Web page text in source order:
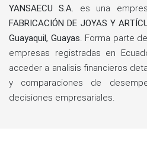
YANSAECU S.A. es una
FABRICACIÓN DE JOYAS Y
Guayaquil, Guayas. Forma parte
empresas registradas en
acceder a analisis financieros
y comparaciones de
decisiones empresariales.